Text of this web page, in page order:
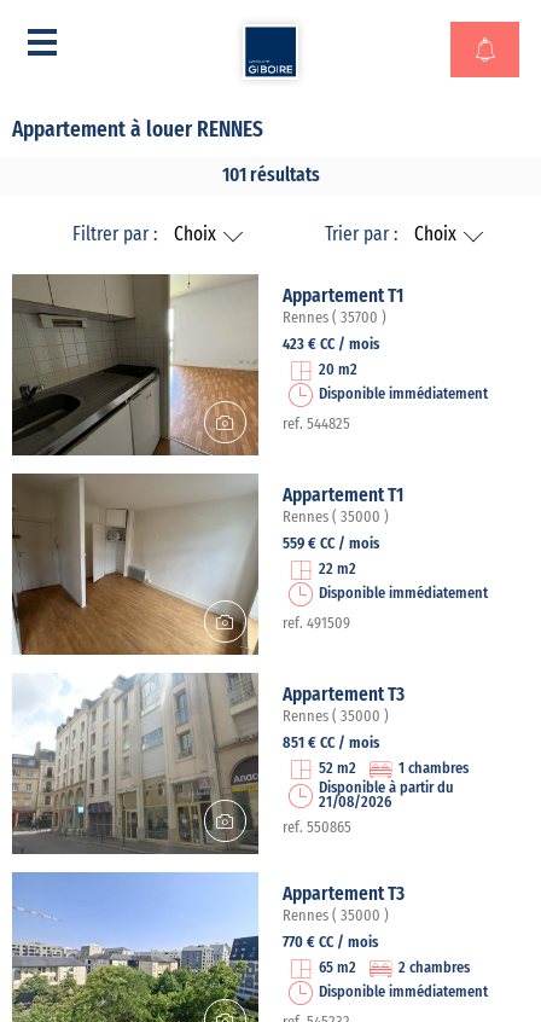
Appartement à louer RENNES
101 résultats
Filtrer par : Choix Trier par : Choix
Appartement T1
Rennes ( 35700 )
423 € CC / mois
20 m2
Disponible immédiatement
ref. 544825
Appartement T1
Rennes ( 35000 )
559 € CC / mois
22 m2
Disponible immédiatement
ref. 491509
Appartement T3
Rennes ( 35000 )
851 € CC / mois
52 m2
1 chambres
Disponible à partir du
21/08/2026
ref. 550865
Appartement T3
Rennes ( 35000 )
770 € CC / mois
65 m2
2 chambres
Disponible immédiatement